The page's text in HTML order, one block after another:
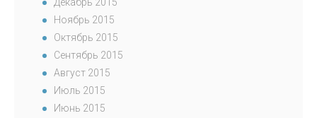
Ноябрь 2015
Октябрь 2015
Сентябрь 2015
Август 2015
Июль 2015
Июнь 2015